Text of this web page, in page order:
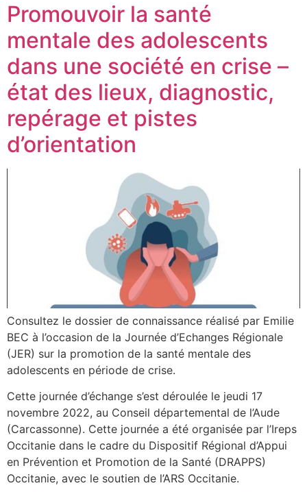
Promouvoir la santé
mentale des adolescents
dans une société en crise –
état des lieux, diagnostic,
repérage et pistes
d’orientation
Consultez le dossier de connaissance réalisé par Emilie
BEC à l’occasion de la Journée d’Echanges Régionale
(JER) sur la promotion de la santé mentale des
adolescents en période de crise.
Cette journée d’échange s’est déroulée le jeudi 17
novembre 2022, au Conseil départemental de l’Aude
(Carcassonne). Cette journée a été organisée par l’Ireps
Occitanie dans le cadre du Dispositif Régional d’Appui
en Prévention et Promotion de la Santé (DRAPPS)
Occitanie, avec le soutien de l’ARS Occitanie.